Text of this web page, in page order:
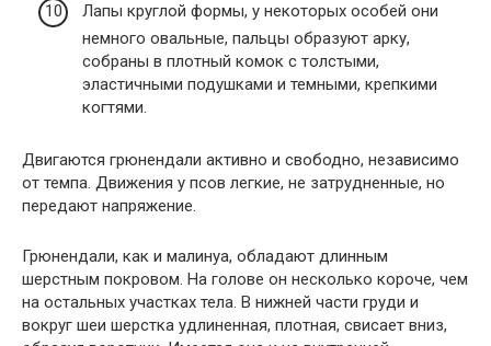
Лапы круглой формы, у некоторых особей они
немного овальные, пальцы образуют арку,
собраны в плотный комок с толстыми,
эластичными подушками и темными, крепкими
когтями.
Двигаются грюнендали активно и свободно, независимо
от темпа. Движения у псов легкие, не затрудненные, но
передают напряжение.
Грюнендали, как и малинуа, обладают длинным
шерстным покровом. На голове он несколько короче, чем
на остальных участках тела. В нижней части груди и
вокруг шеи шерстка удлиненная, плотная, свисает вниз,